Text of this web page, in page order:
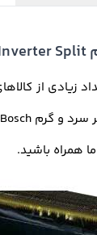
از
همراه باشید.